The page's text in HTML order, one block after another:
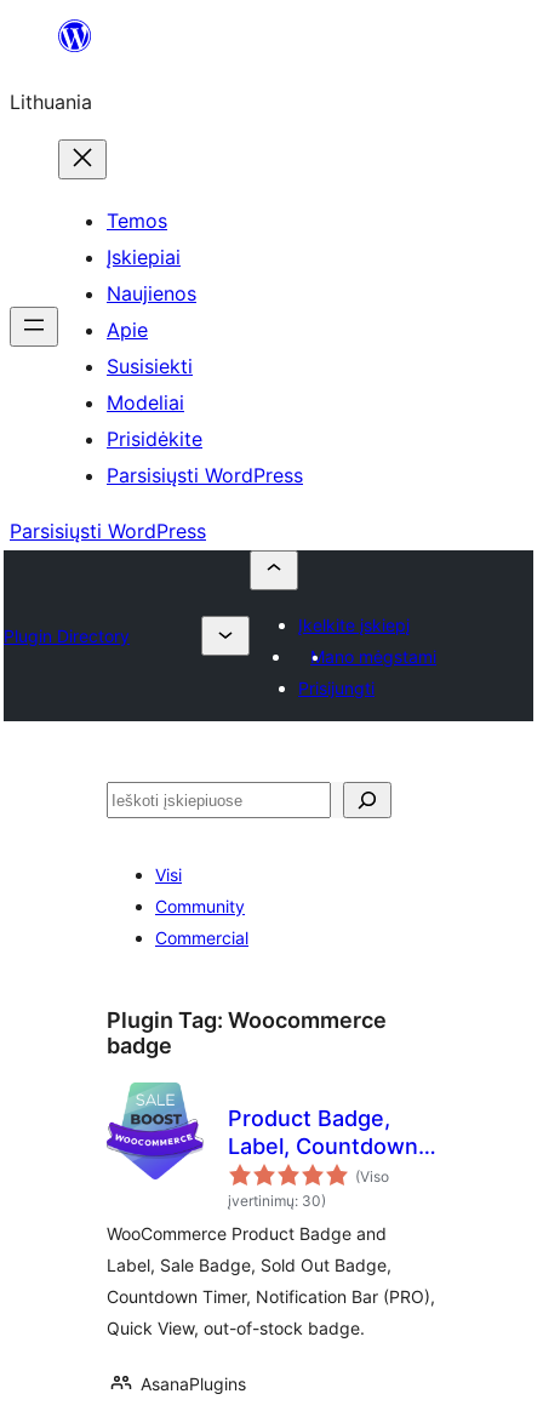
turinio
Lithuania
Temos
Įskiepiai
Naujienos
Apie
Susisiekti
Modeliai
Prisidėkite
Parsisiųsti WordPress
Parsisiųsti WordPress
Plugin Directory
Įkelkite įskiepį
Mano mėgstami
Prisijungti
Paieška
Visi
Community
Commercial
Plugin Tag: Woocommerce
badge
Product Badge,
Label, Countdown
Timer for
WooCommerce –
Sale Booster
(Viso
įvertinimų: 30)
WooCommerce Product Badge and
Label, Sale Badge, Sold Out Badge,
Countdown Timer, Notification Bar (PRO),
Quick View, out-of-stock badge.
AsanaPlugins